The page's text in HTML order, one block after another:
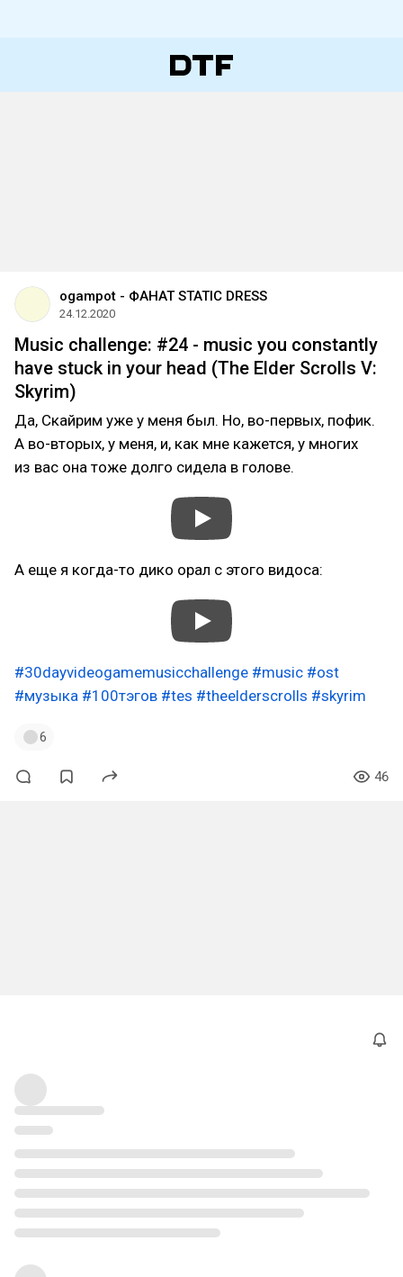
ogampot - ФАНАТ STATIC DRESS
24.12.2020
Music challenge: #24 - music you constantly
have stuck in your head (The Elder Scrolls V:
Skyrim)
Да, Скайрим уже у меня был. Но, во-первых, пофик.
А во-вторых, у меня, и, как мне кажется, у многих
из вас она тоже долго сидела в голове.
А еще я когда-то дико орал с этого видоса:
#30dayvideogamemusicchallenge #music #ost
#музыка #100тэгов #tes #theelderscrolls #skyrim
6
46